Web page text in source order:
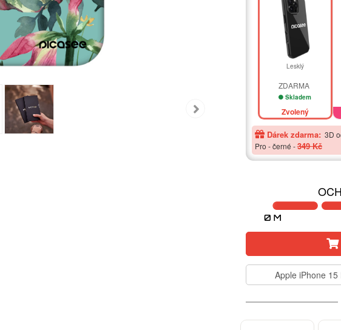
Lesklý
ZDARMA
Skladem
Zvolený
Dárek zdarma: 3D
Pro - černé -349 Kč
Apple iPhone 15